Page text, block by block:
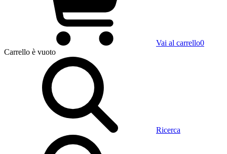
Vai al carrello0
Carrello è vuoto
Ricerca